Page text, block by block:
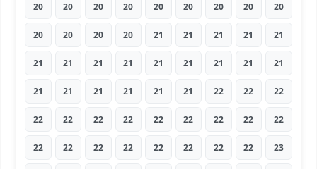
20 20 20 20 20 20 20 20 20
20 20 20 20 21 21 21 21 21
21 21 21 21 21 21 21 21 21
21 21 21 21 21 21 22 22 22
22 22 22 22 22 22 22 22 22
22 22 22 22 22 22 22 22 23